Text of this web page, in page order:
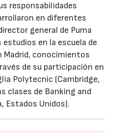
responsabilidades
en diferentes
general de Puma
estudios en la escuela de
Madrid, conocimientos
de su participación en
Polytecnic (Cambridge,
clases de Banking and
Estados Unidos).